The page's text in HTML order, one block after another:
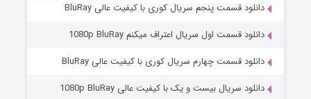
دانلود قسمت پنجم سریال کوری با کیفیت عالی BluRay
دانلود قسمت اول سریال اعتراف میکنم 1080p BluRay
دانلود قسمت چهارم سریال کوری با کیفیت عالی BluRay
دانلود سریال بیست و یک با کیفیت عالی 1080p BluRay